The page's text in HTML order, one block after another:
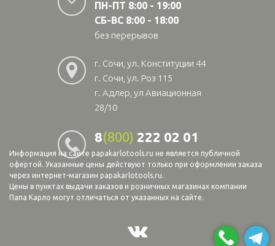
ПН-ПТ 8:00 - 19:00
СБ-ВС 8:00 - 18:00
без перерывов
г. Сочи, ул. Конституции 44
г. Сочи, ул. Роз 115
г. Адлер, ул Авиационная
28/10
8(800) 222 02 01
Информация на сайте papakarlotools.ru не является публичной
офертой. Указанные цены действуют только при оформлении заказа
через интернет-магазин papakarlotools.ru.
Цены в пунктах выдачи заказов и розничных магазинах компании
Папа Карло могут отличаться от указанных на сайте.